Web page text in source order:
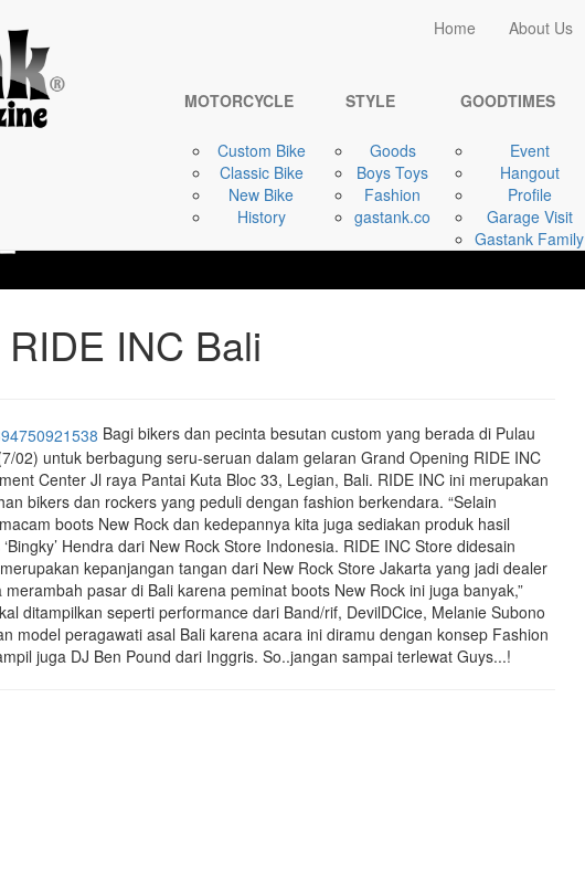
Home About Us
MOTORCYCLE
Custom Bike
Classic Bike
New Bike
History
STYLE
Goods
Boys Toys
Fashion
gastank.co
GOODTIMES
Event
Hangout
Profile
Garage Visit
Gastank Family
...
Home
GOODTIMES
INC Bali
Bagi bikers dan pecinta besutan custom yang berada di Pulau
02) untuk berbagung seru-seruan dalam gelaran Grand Opening RIDE INC
Center Jl raya Pantai Kuta Bloc 33, Legian, Bali. RIDE INC ini merupakan
bikers dan rockers yang peduli dengan fashion berkendara. “Selain
boots New Rock dan kedepannya kita juga sediakan produk hasil
Hendra dari New Rock Store Indonesia. RIDE INC Store didesain
kepanjangan tangan dari New Rock Store Jakarta yang jadi dealer
pasar di Bali karena peminat boots New Rock ini juga banyak,”
ditampilkan seperti performance dari Band/rif, DevilDCice, Melanie Subono
model peragawati asal Bali karena acara ini diramu dengan konsep Fashion
juga DJ Ben Pound dari Inggris. So..jangan sampai terlewat Guys...!